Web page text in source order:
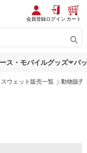
会員登録ログイン カート
ス・モバイルグッズ バ
スウェット販売一覧 動物販売